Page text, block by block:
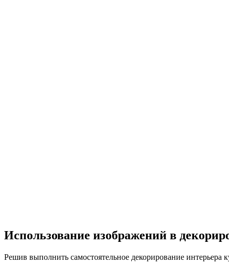
Использование изображений в
Решив выполнить самостоятельное декорирование